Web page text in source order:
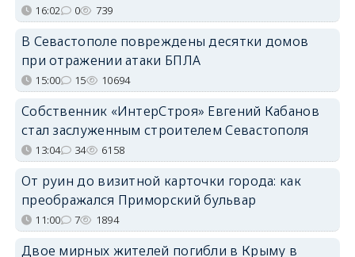
16:02 0 739
В Севастополе повреждены десятки домов
при отражении атаки БПЛА
15:00 15 10694
Собственник «ИнтерСтроя» Евгений Кабанов
стал заслуженным строителем Севастополя
13:04 34 6158
От руин до визитной карточки города: как
преображался Приморский бульвар
11:00 7 1894
Двое мирных жителей погибли в Крыму в